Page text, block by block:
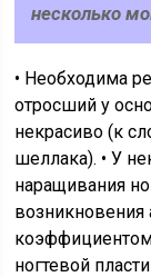
несколько
• Необходима
отросший у
некрасиво (к
шеллака). • У
наращивания
ногтевой